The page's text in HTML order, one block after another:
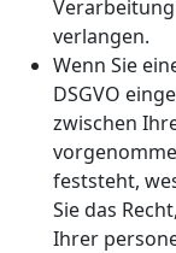
verlangen.
Wenn Sie
DSGVO
zwischen
feststeht,
Sie das
Ihrer